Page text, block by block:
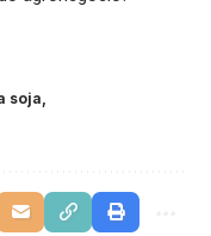
soja